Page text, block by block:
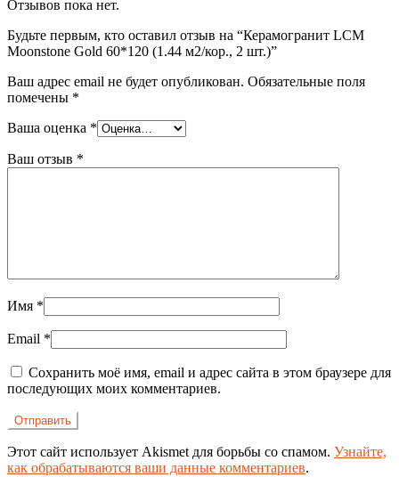
Отзывов пока нет.
Будьте первым, кто оставил отзыв на “Керамогранит LCM
Moonstone Gold 60*120 (1.44 м2/кор., 2 шт.)”
Ваш адрес email не будет опубликован. Обязательные поля
помечены *
Ваша оценка *
Ваш отзыв *
Имя *
Email *
Сохранить моё имя, email и адрес сайта в этом браузере для
последующих моих комментариев.
Этот сайт использует Akismet для борьбы со спамом. Узнайте,
как обрабатываются ваши данные комментариев.